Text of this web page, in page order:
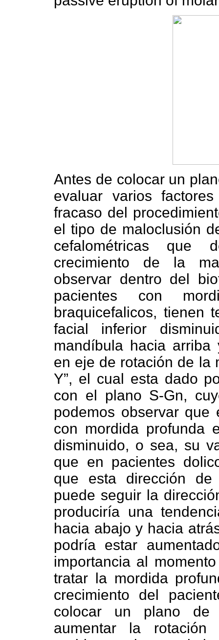
Antes de colocar un
evaluar varios
fracaso del
el tipo de maloclusión
cefalométricas que
crecimiento de la
observar dentro del
pacientes con
braquicefalicos, tienen
facial inferior
mandíbula hacia
en eje de rotación de la
Y”, el cual esta dado
con el plano S-Gn,
podemos observar que
con mordida profunda
disminuido, o sea, su
que en pacientes
que esta dirección
puede seguir la
produciría una
hacia abajo y hacia
podría estar
importancia al
tratar la mordida
crecimiento del
colocar un plano de
aumentar la